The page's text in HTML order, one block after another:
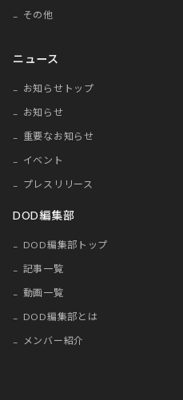
その他
ニュース
お知らせトップ
お知らせ
重要なお知らせ
イベント
プレスリリース
DOD編集部
DOD編集部トップ
記事一覧
動画一覧
DOD編集部とは
メンバー紹介